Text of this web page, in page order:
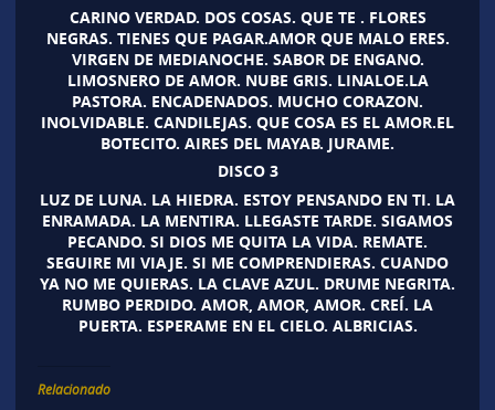
CARINO VERDAD. DOS COSAS. QUE TE . FLORES
NEGRAS. TIENES QUE PAGAR.AMOR QUE MALO ERES.
VIRGEN DE MEDIANOCHE. SABOR DE ENGANO.
LIMOSNERO DE AMOR. NUBE GRIS. LINALOE.LA
PASTORA. ENCADENADOS. MUCHO CORAZON.
INOLVIDABLE. CANDILEJAS. QUE COSA ES EL AMOR.EL
BOTECITO. AIRES DEL MAYAB. JURAME.
DISCO 3
LUZ DE LUNA. LA HIEDRA. ESTOY PENSANDO EN TI. LA
ENRAMADA. LA MENTIRA. LLEGASTE TARDE. SIGAMOS
PECANDO. SI DIOS ME QUITA LA VIDA. REMATE.
SEGUIRE MI VIAJE. SI ME COMPRENDIERAS. CUANDO
YA NO ME QUIERAS. LA CLAVE AZUL. DRUME NEGRITA.
RUMBO PERDIDO. AMOR, AMOR, AMOR. CREÍ. LA
PUERTA. ESPERAME EN EL CIELO. ALBRICIAS.
Relacionado